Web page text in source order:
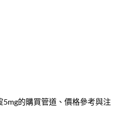
的購買管道、價格參考與注